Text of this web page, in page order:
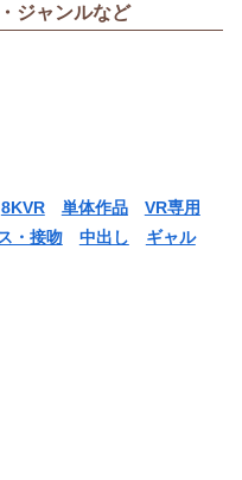
ジャンルなど
8KVR 単体作品
VR専用
・接吻 中出し
ギャル